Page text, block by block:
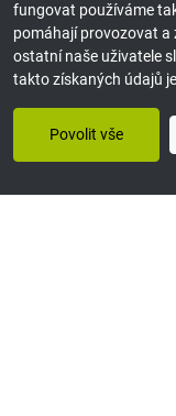
fungovat používáme
pomáhají provozovat a
ostatní naše uživatele
takto získaných údajů
Povolit vše